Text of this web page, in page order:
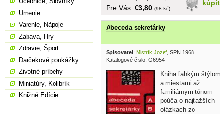
kúpiť
Pre Vás: €3,80 (98 Kč)
Abeceda sekretárky
Spisovatel : Mistrík Jozef, SPN 1968
Katalogové číslo: G6954
Kniha ľahkým štýlom
a miestami až
familiárnym tónom
poúča o najťažších
otázkach zo
Umenie
Varenie, Nápoje
Zabava, Hry
Zdravie, Šport
Darčekové poukážky
Životné príbehy
Miniatúry, Kolibrík
Knižné Edície